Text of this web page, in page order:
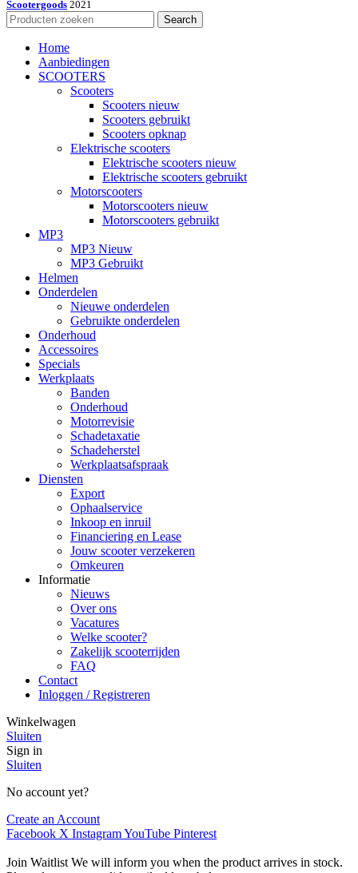
Scootergoods 2021
Search
Home
Aanbiedingen
SCOOTERS
Scooters
Scooters nieuw
Scooters gebruikt
Scooters opknap
Elektrische scooters
Elektrische scooters nieuw
Elektrische scooters gebruikt
Motorscooters
Motorscooters nieuw
Motorscooters gebruikt
MP3
MP3 Nieuw
MP3 Gebruikt
Helmen
Onderdelen
Nieuwe onderdelen
Gebruikte onderdelen
Onderhoud
Accessoires
Specials
Werkplaats
Banden
Onderhoud
Motorrevisie
Schadetaxatie
Schadeherstel
Werkplaatsafspraak
Diensten
Export
Ophaalservice
Inkoop en inruil
Financiering en Lease
Jouw scooter verzekeren
Omkeuren
Informatie
Nieuws
Over ons
Vacatures
Welke scooter?
Zakelijk scooterrijden
FAQ
Contact
Inloggen / Registreren
Winkelwagen
Sluiten
Sign in
Sluiten
No account yet?
Create an Account
Facebook X InstagramYouTube Pinterest
Join Waitlist We will inform you when the product arrives in stock.